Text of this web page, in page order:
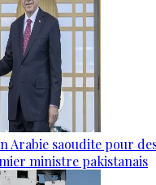
Arabie saoudite pour
ministre pakistanais